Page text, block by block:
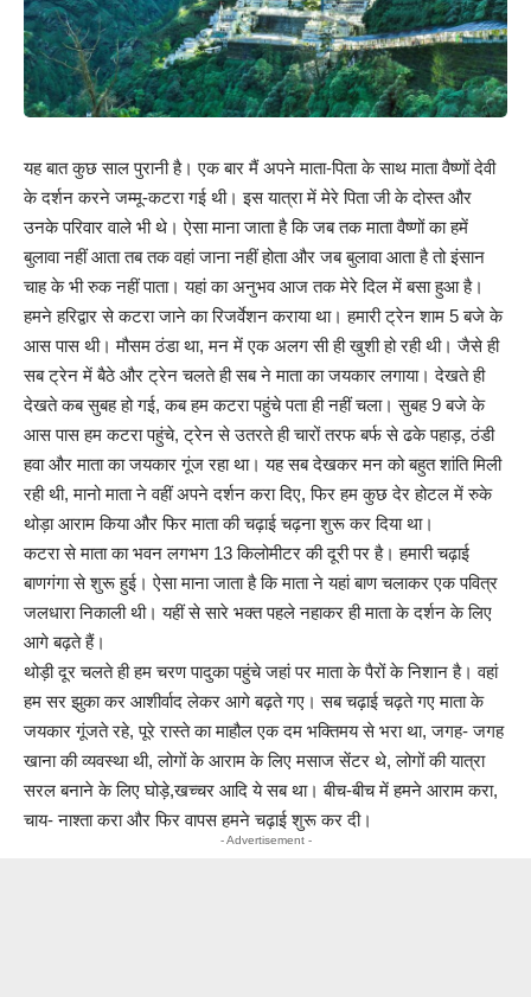
यह बात कुछ साल पुरानी है। एक बार मैं अपने माता-पिता के साथ माता वैष्णों देवी
के दर्शन करने जम्मू-कटरा गई थी। इस यात्रा में मेरे पिता जी के दोस्त और
उनके परिवार वाले भी थे। ऐसा माना जाता है कि जब तक माता वैष्णों का हमें
बुलावा नहीं आता तब तक वहां जाना नहीं होता और जब बुलावा आता है तो इंसान
चाह के भी रुक नहीं पाता। यहां का अनुभव आज तक मेरे दिल में बसा हुआ है।
हमने हरिद्वार से कटरा जाने का रिजर्वेशन कराया था। हमारी ट्रेन शाम 5 बजे के
आस पास थी। मौसम ठंडा था, मन में एक अलग सी ही खुशी हो रही थी। जैसे ही
सब ट्रेन में बैठे और ट्रेन चलते ही सब ने माता का जयकार लगाया। देखते ही
देखते कब सुबह हो गई, कब हम कटरा पहुंचे पता ही नहीं चला। सुबह 9 बजे के
आस पास हम कटरा पहुंचे, ट्रेन से उतरते ही चारों तरफ बर्फ से ढके पहाड़, ठंडी
हवा और माता का जयकार गूंज रहा था। यह सब देखकर मन को बहुत शांति मिली
रही थी, मानो माता ने वहीं अपने दर्शन करा दिए, फिर हम कुछ देर होटल में रुके
थोड़ा आराम किया और फिर माता की चढ़ाई चढ़ना शुरू कर दिया था।
कटरा से माता का भवन लगभग 13 किलोमीटर की दूरी पर है। हमारी चढ़ाई
बाणगंगा से शुरू हुई। ऐसा माना जाता है कि माता ने यहां बाण चलाकर एक पवित्र
जलधारा निकाली थी। यहीं से सारे भक्त पहले नहाकर ही माता के दर्शन के लिए
आगे बढ़ते हैं।
थोड़ी दूर चलते ही हम चरण पादुका पहुंचे जहां पर माता के पैरों के निशान है। वहां
हम सर झुका कर आशीर्वाद लेकर आगे बढ़ते गए। सब चढ़ाई चढ़ते गए माता के
जयकार गूंजते रहे, पूरे रास्ते का माहौल एक दम भक्तिमय से भरा था, जगह- जगह
खाना की व्यवस्था थी, लोगों के आराम के लिए मसाज सेंटर थे, लोगों की यात्रा
सरल बनाने के लिए घोड़े,खच्चर आदि ये सब था। बीच-बीच में हमने आराम करा,
चाय- नाश्ता करा और फिर वापस हमने चढ़ाई शुरू कर दी।
- Advertisement -